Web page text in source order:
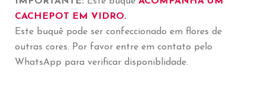
CACHEPOT EM VIDRO.
Este buquê pode ser confeccionado em flores de
outras cores. Por favor entre em contato pelo
WhatsApp para verificar disponiblidade.